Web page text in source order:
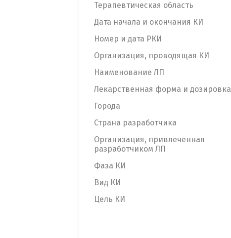
Терапевтическая область
Дата начала и окончания КИ
Номер и дата РКИ
Организация, проводящая КИ
Наименование ЛП
Лекарственная форма и дозировка
Города
Страна разработчика
Организация, привлеченная
разработчиком ЛП
Фаза КИ
Вид КИ
Цель КИ